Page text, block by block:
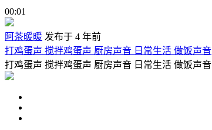
00:01
阿茶暖暖 发布于 4 年前
打鸡蛋声 搅拌鸡蛋声 厨房声音 日常生活 做饭声音
打鸡蛋声 搅拌鸡蛋声 厨房声音 日常生活 做饭声音